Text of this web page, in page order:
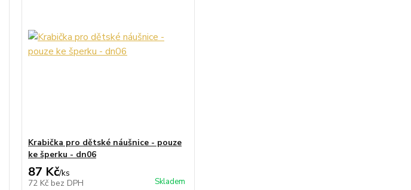
Krabička pro dětské náušnice - pouze
ke šperku - dn06
87 Kč/ks
72 Kč bez DPH Skladem